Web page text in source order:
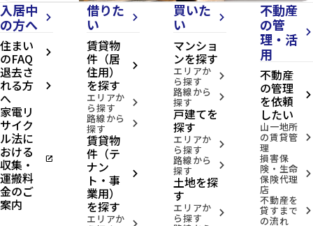
入居中
の方へ
arrow_forward_ios
住まい
のFAQ arrow_forward_ios
退去さ
れる方
へ
arrow_forward_ios
家電リ
サイク
ル法に
おける
収集・
運搬料
金のご
案内
open_in_new
借りた
い
arrow_forward_ios
賃貸物
件（居
住用）
を探す
arrow_forward_ios
エリアか
ら探す arrow_forward_ios
路線から
探す arrow_forward_ios
賃貸物
件（テ
ナン
ト・事
業用）
を探す
arrow_forward_ios
エリアか
買いた
い
arrow_forward_ios
マンショ
ンを探す
エリアか
ら探す arrow_forward_ios
路線から
探す arrow_forward_ios
戸建てを
探す
エリアか
ら探す arrow_forward_ios
路線から
探す arrow_forward_ios
土地を探
す
エリアか
ら探す arrow_forward_ios
不動産
の管
理・活
用
arrow_forward_ios
不動産
の管理
を依頼
したい
arrow_forward_ios
山一地所
の賃貸管
理
arrow_forward_ios
損害保
険・生命
保険代理
店
arrow_forward_ios
不動産を
貸すまで
の流れ
arrow_forward_ios